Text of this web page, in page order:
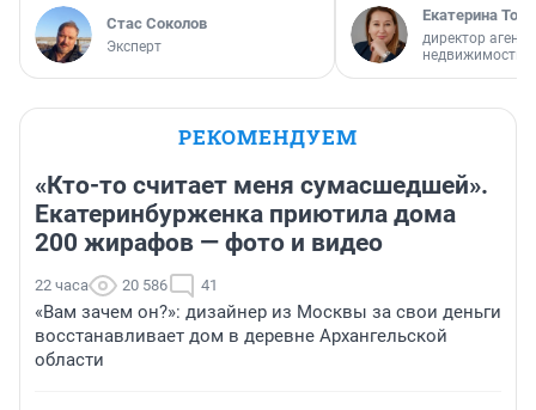
Стас Соколов
Эксперт
Екатерина
директор
недвижимости
РЕКОМЕНДУЕМ
«Кто-то считает меня сумасшедшей».
Екатеринбурженка приютила дома
200 жирафов — фото и видео
22 часа 20 586 41
«Вам зачем он?»: дизайнер из Москвы за свои деньги
восстанавливает дом в деревне Архангельской
области